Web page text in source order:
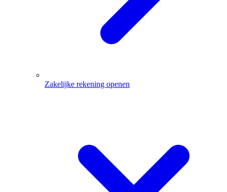
Zakelijke rekening openen